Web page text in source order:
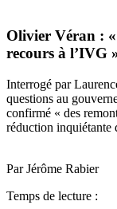
Olivier Véran :
recours à l’IVG
Interrogé par
questions au
confirmé « des
réduction
Par Jérôme Rabier
Temps de lecture :